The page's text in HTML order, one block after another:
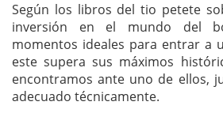
Según los libros del tio petete
inversión en el mundo del
momentos ideales para entrar a
este supera sus máximos
encontramos ante uno de ellos,
adecuado técnicamente.